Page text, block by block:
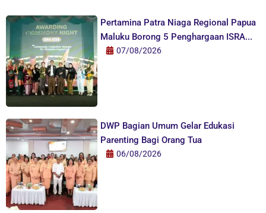
Pertamina Patra Niaga Regional Papua
Maluku Borong 5 Penghargaan ISRA...
07/08/2026
DWP Bagian Umum Gelar Edukasi
Parenting Bagi Orang Tua
06/08/2026